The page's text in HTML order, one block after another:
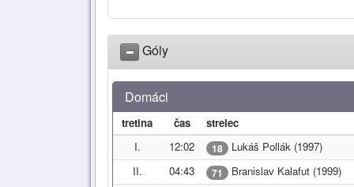
Góly
Domáci
tretina čas
strelec
I.
12:02 18
Lukáš Pollák (1997)
II.
04:43 71
Branislav Kalafut (1999)